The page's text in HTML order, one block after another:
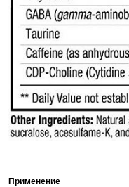
Применение